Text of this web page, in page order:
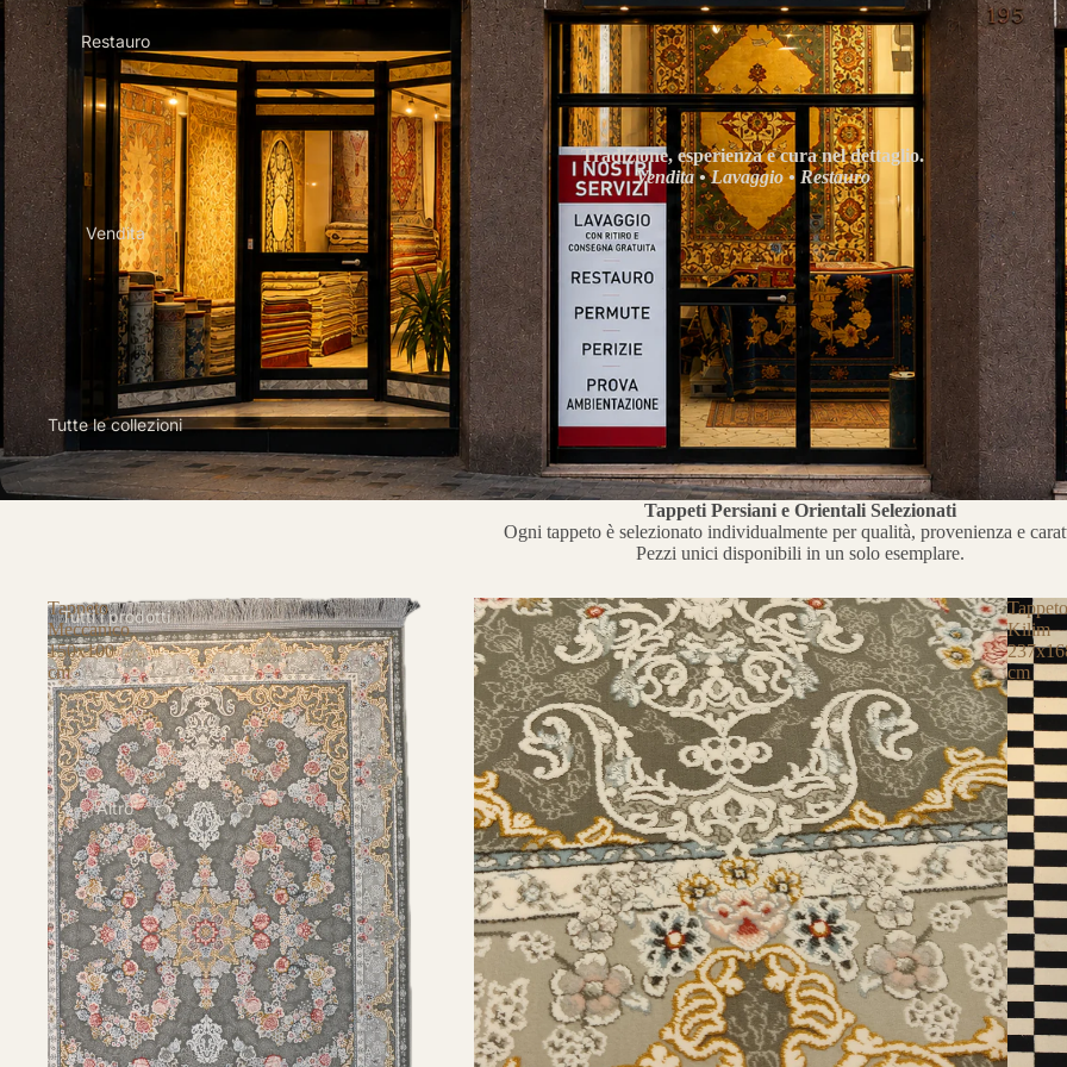
Restauro
Vendita
Tutte le collezioni
Tutti i prodotti
Altro
Tradizione, esperienza e cura nel dettaglio.
Vendita • Lavaggio • Restauro
Tappeti Persiani e Orientali Selezionati
Ogni tappeto è selezionato individualmente per qualità, provenienza e
Pezzi unici disponibili in un solo esemplare.
Tappeto
Meccanico
150x100
cm
Kilim
cm